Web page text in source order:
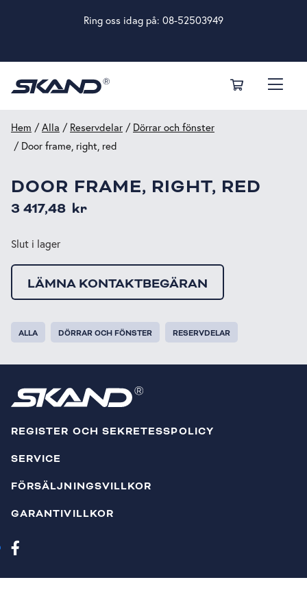
Ring oss idag på: 08-52503949
Hem /Alla / Reservdelar / Dörrar och fönster
/ Door frame, right, red
DOOR FRAME, RIGHT, RED
3 417,48 kr
Slut i lager
LÄMNA KONTAKTBEGÄRAN
ALLA DÖRRAR OCH FÖNSTER RESERVDELAR
REGISTER OCH SEKRETESSPOLICY
SERVICE
FÖRSÄLJNINGSVILLKOR
GARANTIVILLKOR